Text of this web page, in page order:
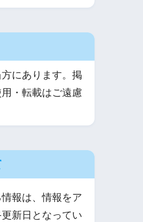
にあります。掲
・転載はご遠慮
報は、情報をア
新日となってい